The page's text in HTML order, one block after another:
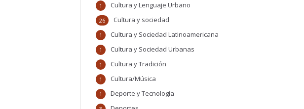
Cultura y Lenguaje Urbano
1
Cultura y sociedad
26
Cultura y Sociedad Latinoamericana
1
Cultura y Sociedad Urbanas
1
Cultura y Tradición
1
Cultura/Música
1
Deporte y Tecnología
1